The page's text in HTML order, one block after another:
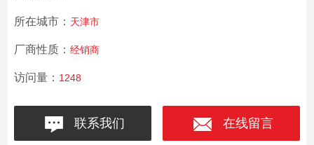
所在城市： 天津市
厂商性质： 经销商
访问量： 1248
联系我们 在线留言